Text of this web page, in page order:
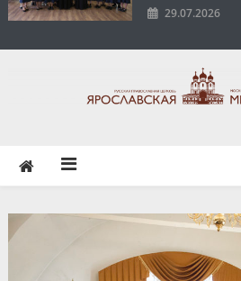
29.07.2026